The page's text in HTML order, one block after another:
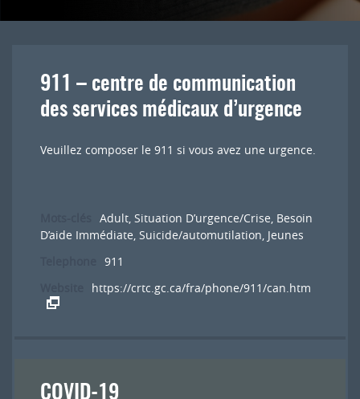
911 – centre de communication
des services médicaux d’urgence
Veuillez composer le 911 si vous avez une urgence.
Adult Situation D’urgence/Crise Besoin
D’aide Immédiate Suicide/automutilation Jeunes
911
https://crtc.gc.ca/fra/phone/911/can.htm
COVID-19